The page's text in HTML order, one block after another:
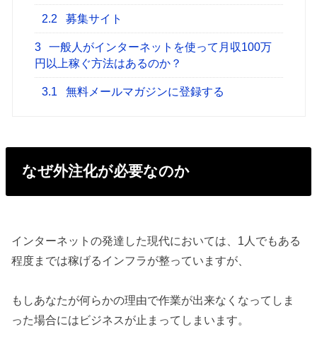
2.2 募集サイト
3
一般人がインターネットを使って月収100万
円以上稼ぐ方法はあるのか？
3.1 無料メールマガジンに登録する
なぜ外注化が必要なのか
インターネットの発達した現代においては、1人でもある
程度までは稼げるインフラが整っていますが、
もしあなたが何らかの理由で作業が出来なくなってしま
った場合にはビジネスが止まってしまいます。